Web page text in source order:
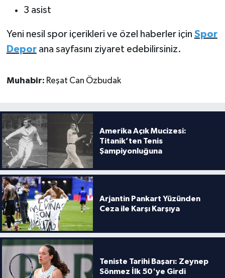
3 asist
Yeni nesil spor içerikleri ve özel haberler için Spor
Deporana sayfasını ziyaret edebilirsiniz.
Muhabir: Reşat Can Özbudak
Amerika Açık Mucizesi:
Titanik’ten Tenis
Şampiyonluğuna
Arjantin Pankart Yüzünden
Ceza ile Karşı Karşıya
Teniste Tarihi Başarı: Zeynep
Sönmez İlk 50'ye Girdi